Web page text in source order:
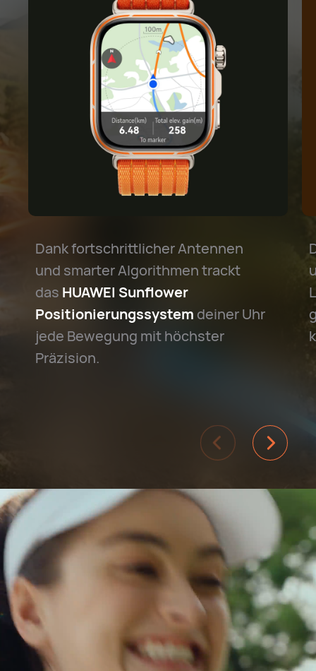
Dank fortschrittlicher Antennen
und smarter Algorithmen trackt
das HUAWEI Sunflower
Positionierungssystem deiner Uhr
jede Bewegung mit höchster
Präzision.